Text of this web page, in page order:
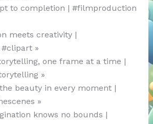
to completion | #filmproduction
meets creativity |
»
one frame at a time |
»
beauty in every moment |
»
knows no bounds |